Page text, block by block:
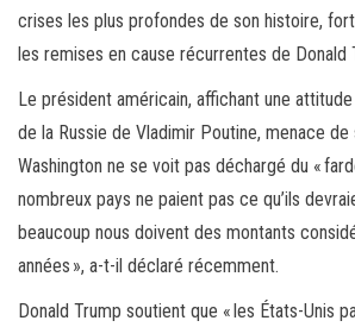
crises les plus profondes de son histoire,
les remises en cause récurrentes de Donald
Le président américain, affichant une
de la Russie de Vladimir Poutine, menace
Washington ne se voit pas déchargé du «
nombreux pays ne paient pas ce qu’ils
beaucoup nous doivent des montants
années », a-t-il déclaré récemment.
Donald Trump soutient que « les États-Unis